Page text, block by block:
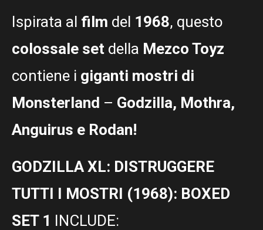
Ispirata al film del 1968, questo
colossale set della Mezco Toyz
contiene i giganti mostri di
Monsterland – Godzilla, Mothra,
Anguirus e Rodan!
GODZILLA XL: DISTRUGGERE
TUTTI I MOSTRI (1968): BOXED
SET 1 INCLUDE: